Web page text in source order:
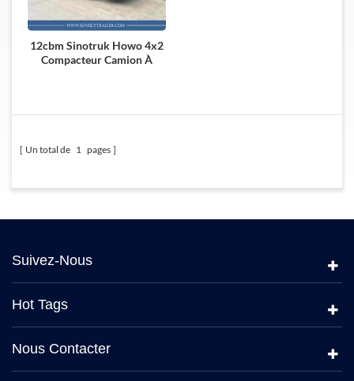
12cbm Sinotruk Howo 4x2
Compacteur Camion À
Un total de 1 pages
Suivez-Nous
Hot Tags
Nous Contacter